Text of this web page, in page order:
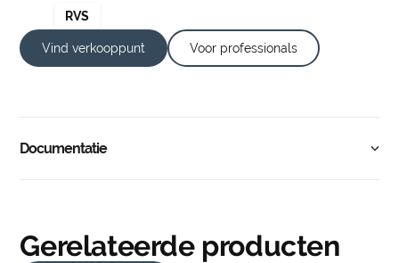
Vind verkooppunt Voor professionals
Documentatie
Gerelateerde producten